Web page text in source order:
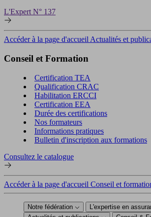
L'Expert N° 137
Accéder à la page d'accueil Actualités et
Conseil et Formation
Certification TEA
Qualification CRAC
Habilitation ERCCI
Certification EEA
Durée des certifications
Nos formateurs
Informations pratiques
Bulletin d'inscription aux formations
Consultez le catalogue
Accéder à la page d'accueil Conseil et
Notre fédération
L'expertise en